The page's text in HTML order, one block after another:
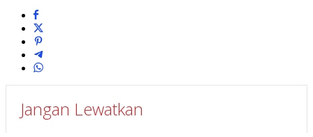
Jangan Lewatkan